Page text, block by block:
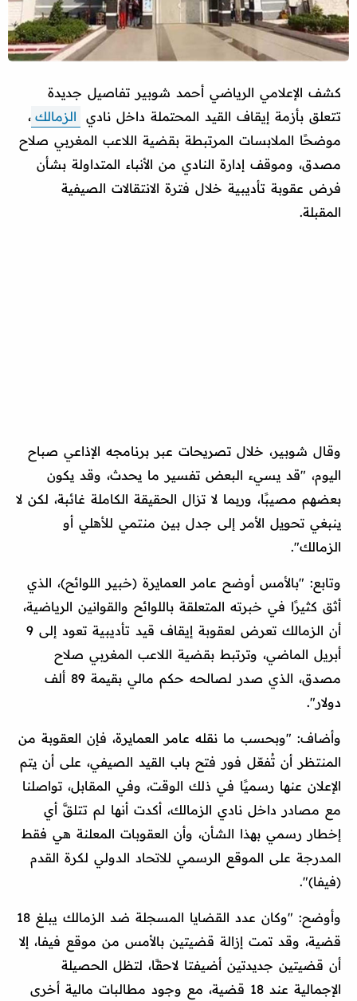
كشف الإعلامي الرياضي أحمد شوبير تفاصيل جديدة
تتعلق بأزمة إيقاف القيد المحتملة داخل نادي
الزمالك ،
موضحًا الملابسات المرتبطة بقضية اللاعب المغربي صلاح
مصدق، وموقف إدارة النادي من الأنباء المتداولة بشأن
فرض عقوبة تأديبية خلال فترة الانتقالات الصيفية
المقبلة.
وقال شوبير، خلال تصريحات عبر برنامجه الإذاعي صباح
اليوم، "قد يسيء البعض تفسير ما يحدث، وقد يكون
بعضهم مصيبًا، وربما لا تزال الحقيقة الكاملة غائبة، لكن لا
ينبغي تحويل الأمر إلى جدل بين منتمي للأهلي أو
الزمالك".
وتابع: "بالأمس أوضح عامر العمايرة (خبير اللوائح)، الذي
أثق كثيرًا في خبرته المتعلقة باللوائح والقوانين الرياضية،
أن الزمالك تعرض لعقوبة إيقاف قيد تأديبية تعود إلى 9
أبريل الماضي، وترتبط بقضية اللاعب المغربي صلاح
مصدق، الذي صدر لصالحه حكم مالي بقيمة 89 ألف
دولار".
وأضاف: "وبحسب ما نقله عامر العمايرة، فإن العقوبة من
المنتظر أن تُفعّل فور فتح باب القيد الصيفي، على أن يتم
الإعلان عنها رسميًا في ذلك الوقت، وفي المقابل، تواصلنا
مع مصادر داخل نادي الزمالك، أكدت أنها لم تتلقَّ أي
إخطار رسمي بهذا الشأن، وأن العقوبات المعلنة هي فقط
المدرجة على الموقع الرسمي للاتحاد الدولي لكرة القدم
(فيفا)".
وأوضح: "وكان عدد القضايا المسجلة ضد الزمالك يبلغ 18
قضية، وقد تمت إزالة قضيتين بالأمس من موقع فيفا، إلا
أن قضيتين جديدتين أضيفتا لاحقًا، لتظل الحصيلة
الإجمالية عند 18 قضية، مع وجود مطالبات مالية أخرى